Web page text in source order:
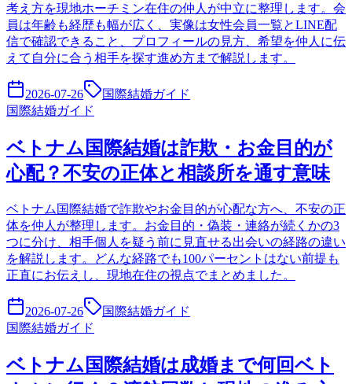
考え方を現地ホーチミン在住の仲人が中立に整理します。会
員は年齢も経歴も幅が広く、実像は女性会員一覧とLINE配
信で確認できること、プロフィールの見方、希望を仲人に伝
えて自分に合う相手を探す進め方まで解説します。
2026-07-26
国際結婚ガイド
国際結婚ガイド
ベトナム国際結婚は詐欺・お金目的が
心配？不安の正体と相談所を通す意味
ベトナム国際結婚で詐欺やお金目的が心配な方へ、不安の正
体を仲人が整理します。お金目的・偽装・連絡が続くかの3
つに分け、相手個人を疑う前に見直せる出会いの経路の違い
を解説します。どんな経路でも100パーセントはない前提も
正直にお伝えし、現地在住の視点でまとめました。
2026-07-26
国際結婚ガイド
国際結婚ガイド
ベトナム国際結婚は成婚まで何回ベト